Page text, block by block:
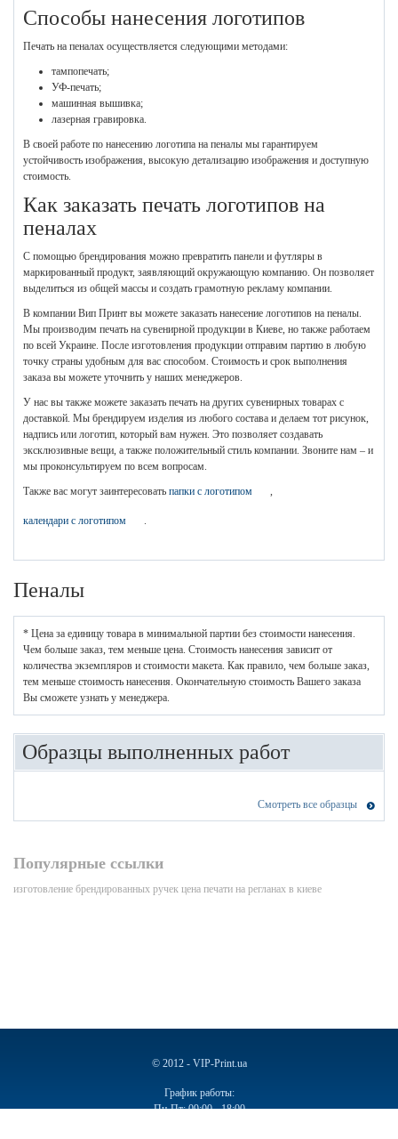
Способы нанесения логотипов
Печать на пеналах осуществляется следующими методами:
тампопечать;
УФ-печать;
машинная вышивка;
лазерная гравировка.
В своей работе по нанесению логотипа на пеналы мы гарантируем
устойчивость изображения, высокую детализацию изображения и доступную
стоимость.
Как заказать печать логотипов на
пеналах
С помощью брендирования можно превратить панели и футляры в
маркированный продукт, заявляющий окружающую компанию. Он позволяет
выделиться из общей массы и создать грамотную рекламу компании.
В компании Вип Принт вы можете заказать нанесение логотипов на пеналы.
Мы производим печать на сувенирной продукции в Киеве, но также работаем
по всей Украине. После изготовления продукции отправим партию в любую
точку страны удобным для вас способом. Стоимость и срок выполнения
заказа вы можете уточнить у наших менеджеров.
У нас вы также можете заказать печать на других сувенирных товарах с
доставкой. Мы брендируем изделия из любого состава и делаем тот рисунок,
надпись или логотип, который вам нужен. Это позволяет создавать
эксклюзивные вещи, а также положительный стиль компании. Звоните нам – и
мы проконсультируем по всем вопросам.
Также вас могут заинтересовать папки с логотипом
календари с логотипом
Пеналы
* Цена за единицу товара в минимальной партии без стоимости нанесения.
Чем больше заказ, тем меньше цена. Стоимость нанесения зависит от
количества экземпляров и стоимости макета. Как правило, чем больше заказ,
тем меньше стоимость нанесения. Окончательную стоимость Вашего заказа
Вы сможете узнать у менеджера.
Образцы выполненных работ
Смотреть все образцы
Популярные ссылки
изготовление брендированных ручек цена печати на регланах в киеве
© 2012 - VIP-Print.ua
График работы:
Пн-Пт: 09:00 - 18:00